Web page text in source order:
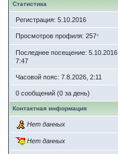
Статистика
Регистрация: 5.10.2016
Просмотров профиля: 257*
Последнее посещение: 5.10.2016,
7:47
Часовой пояс: 7.8.2026, 2:11
0 сообщений (0 за день)
Контактная информация
Нет данных
Нет данных